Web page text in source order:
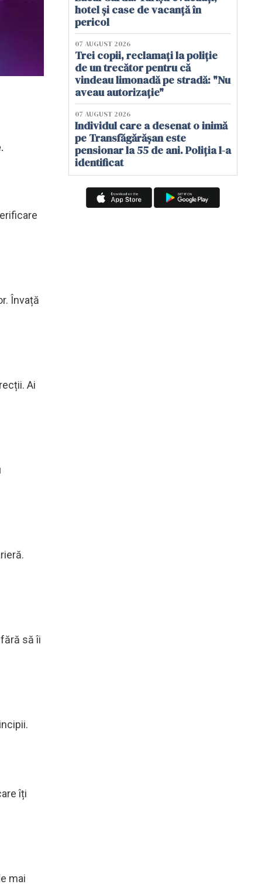
Învață
Ai
să îi
îți
mai
hotel și case de vacanță în
pericol
07 AUGUST 2026
Trei copii, reclamați la poliție
de un trecător pentru că
vindeau limonadă pe stradă: "Nu
aveau autorizație"
07 AUGUST 2026
Individul care a desenat o inimă
pe Transfăgărășan este
pensionar la 55 de ani. Poliția l-a
identificat